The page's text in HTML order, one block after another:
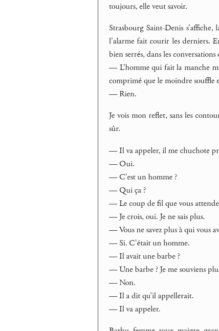
toujours, elle veut savoir.
Strasbourg Saint-Denis
l’alarme fait courir les derniers.
bien serrés, dans les conversations
— L’homme qui fait la manche
comprimé que le moindre souffle
— Rien.
Je vois mon reflet, sans les
sûr.
— Il va appeler, il me chuchote
— Oui.
— C’est un homme ?
— Qui ça ?
— Le coup de fil que vous
— Je crois, oui. Je ne sais plus.
— Vous ne savez plus à qui vous
— Si. C’était un homme.
— Il avait une barbe ?
— Une barbe ? Je me souviens
— Non.
— Il a dit qu’il appellerait.
— Il va appeler.